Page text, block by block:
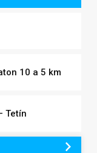
10 a 5 km
Tetín